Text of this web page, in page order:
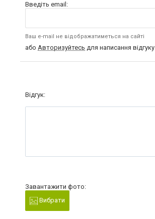
Введіть email:
Ваш e-mail не відображатиметься на сайті
або Авторизуйтесь для написання відгуку
Відгук:
Завантажити фото:
Вибрати